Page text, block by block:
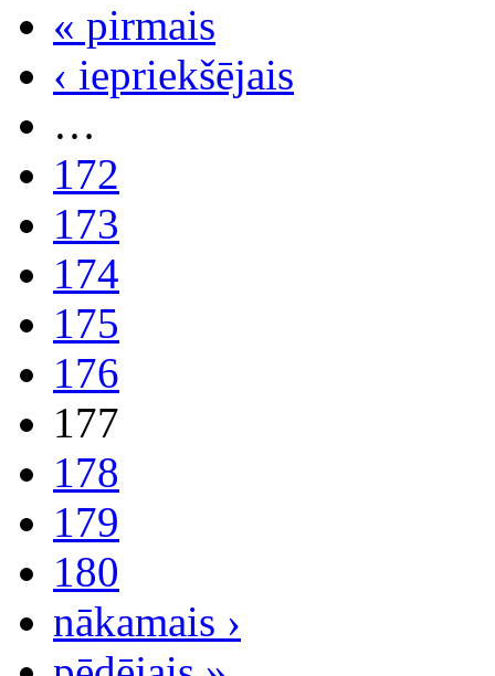
« pirmais
‹ iepriekšējais
…
172
173
174
175
176
177
178
179
180
nākamais ›